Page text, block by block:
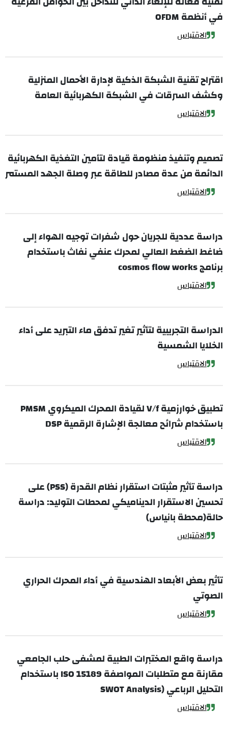
في أنظمة OFDM
الاقتباس
اقتراح تقنية الشبكة الذكية لإدارة الأحمال المنزلية
وكشف السرقات في الشبكة الكهربائية العامة
الاقتباس
تصميم وتنفيذ منظومة قيادة لتأمين التغذية الكهربائية
الدائمة من عدة مصادر للطاقة عبر وصلة الجهد المستمر
الاقتباس
دراسة عددية للجريان حول شفرات توجيه الهواء إلى
ضاغط الضغط العالي لمحرك عنفي نفاث باستخدام
برنامج cosmos flow works
الاقتباس
الدراسة التجريبية لتأثير تغير تدفق ماء التبريد على أداء
الخلايا الشمسية
الاقتباس
تطبيق خوارزمية V/f لقيادة المحرك الميكروي PMSM
باستخدام شرائح معالجة الإشارة الرقمية DSP
الاقتباس
دراسة تأثير مثبتات استقرار نظام القدرة (PSS) على
تحسين الاستقرار الديناميكي لمحطات التوليد: دراسة
حالة(محطة بانياس)
الاقتباس
تأثير بعض الأبعاد الهندسية في أداء المحرك الحراري
الصوتي
الاقتباس
دراسة واقع المختبرات الطبية لمشفى حلب الجامعي
مقارنة مع متطلبات المواصفة ISO 15189 باستخدام
التحليل الرباعي (SWOT Analysis
الاقتباس